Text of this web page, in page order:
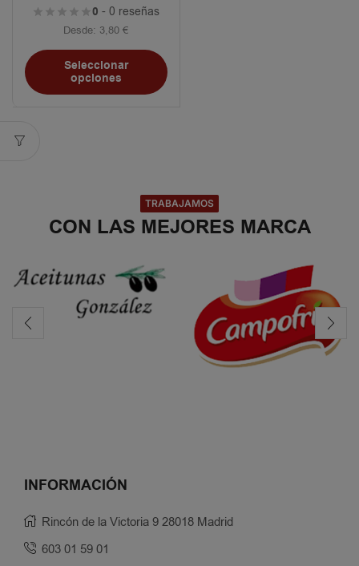
0 - 0 reseñas
Desde: 3,80€
Seleccionar
opciones
TRABAJAMOS
CON LAS MEJORES MARCA
INFORMACIÓN
Rincón de la Victoria 9 28018 Madrid
603 01 59 01